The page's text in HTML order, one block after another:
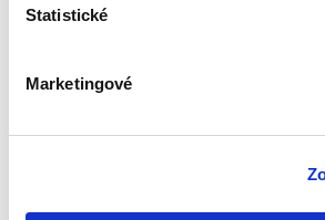
Statistické
Marketingové
450,00 Kč
soudce pro podjatost v